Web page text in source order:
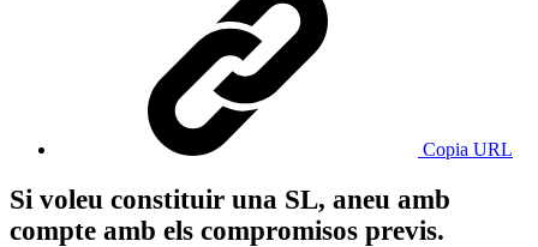
Copia URL
Si voleu constituir una SL, aneu amb
compte amb els compromisos previs.